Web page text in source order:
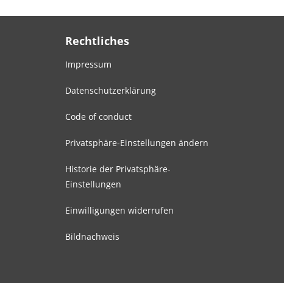
Rechtliches
Impressum
Datenschutzerklärung
Code of conduct
Privatsphäre-Einstellungen ändern
Historie der Privatsphäre-
Einstellungen
Einwilligungen widerrufen
Bildnachweis